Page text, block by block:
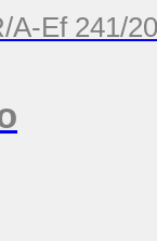
A-Ef 241/